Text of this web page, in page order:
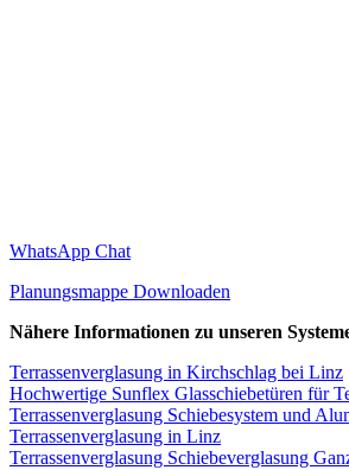
WhatsApp Chat
Planungsmappe Downloaden
Nähere Informationen zu unseren
Terrassenverglasung in Kirchschlag bei Linz
Hochwertige Sunflex Glasschiebetüren für
Terrassenverglasung Schiebesystem und
Terrassenverglasung in Linz
Terrassenverglasung Schiebeverglasung